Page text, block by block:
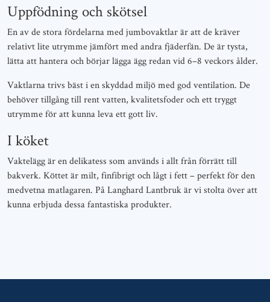
Uppfödning och skötsel
En av de stora fördelarna med jumbovaktlar är att de kräver
relativt lite utrymme jämfört med andra fjäderfän. De är tysta,
lätta att hantera och börjar lägga ägg redan vid 6–8 veckors ålder.
Vaktlarna trivs bäst i en skyddad miljö med god ventilation. De
behöver tillgång till rent vatten, kvalitetsfoder och ett tryggt
utrymme för att kunna leva ett gott liv.
I köket
Vaktelägg är en delikatess som används i allt från förrätt till
bakverk. Köttet är milt, finfibrigt och lågt i fett – perfekt för den
medvetna matlagaren. På Langhard Lantbruk är vi stolta över att
kunna erbjuda dessa fantastiska produkter.